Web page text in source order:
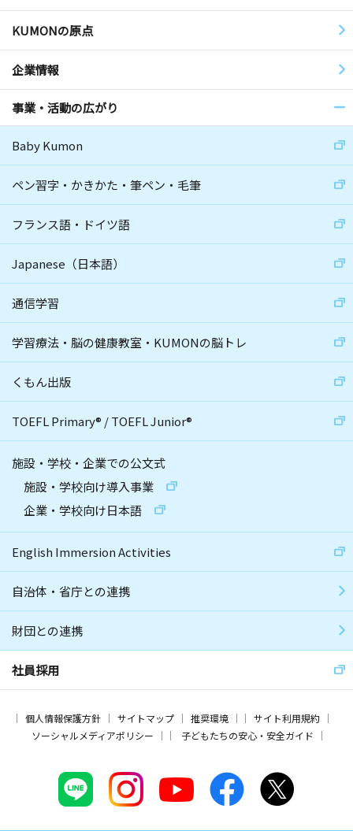
KUMONの原点
企業情報
事業・活動の広がり
Baby Kumon
ペン習字・かきかた・筆ペン・毛筆
フランス語・ドイツ語
Japanese（日本語）
通信学習
学習療法・脳の健康教室・KUMONの脳トレ
くもん出版
TOEFL Primary® /TOEFL Junior®
施設・学校・企業での公文式
施設・学校向け導入事業
企業・学校向け日本語
English Immersion Activities
自治体・省庁との連携
財団との連携
社員採用
個人情報保護方針 サイトマップ 推奨環境
サイト利用規約
ソーシャルメディアポリシー
子どもたちの安心・安全ガイド